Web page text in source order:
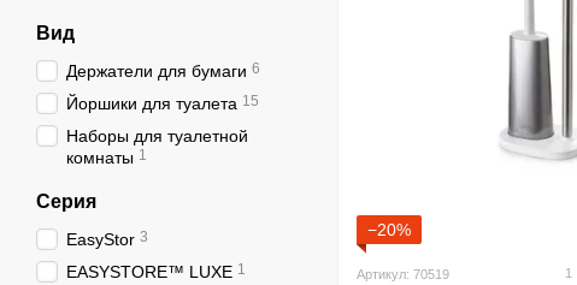
−20%
Артикул: 70519 1
Вид
Держатели для бумаги 6
Йоршики для туалета 15
Наборы для туалетной
комнаты 1
Серия
EasyStor 3
EASYSTORE™ LUXE 1